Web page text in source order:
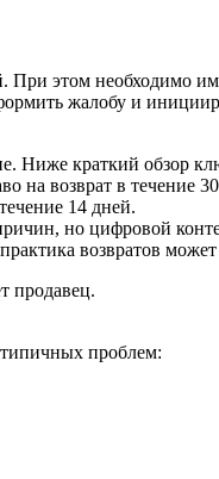
этом необходимо
жалобу и
Ниже краткий обзор
возврат в течение
14 дней.
но цифровой
возвратов
продавец.
проблем: